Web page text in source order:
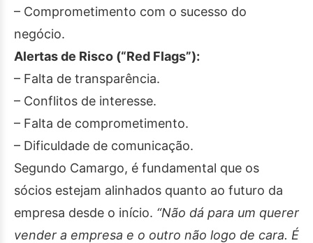
– Comprometimento com o sucesso do
negócio.
Alertas de Risco (“Red Flags”):
– Falta de transparência.
– Conflitos de interesse.
– Falta de comprometimento.
– Dificuldade de comunicação.
Segundo Camargo, é fundamental que os
sócios estejam alinhados quanto ao futuro da
empresa desde o início. “Não dá para um querer
vender a empresa e o outro não logo de cara. É